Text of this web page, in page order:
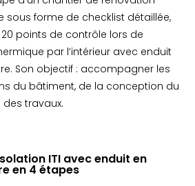
sous forme de checklist détaillée,
points de contrôle lors de
par l’intérieur avec enduit
Son objectif : accompagner les
du bâtiment, de la conception du
travaux.
ITI avec enduit en
en 4 étapes